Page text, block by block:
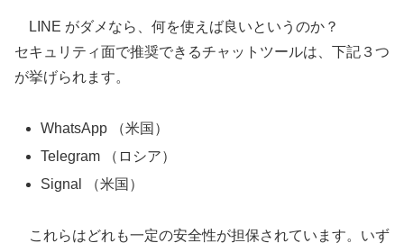
LINE がダメなら、何を使えば良いというのか？
セキュリティ面で推奨できるチャットツールは、下記３つ
が挙げられます。
WhatsApp （米国）
Telegram （ロシア）
Signal （米国）
これらはどれも一定の安全性が担保されています。いず